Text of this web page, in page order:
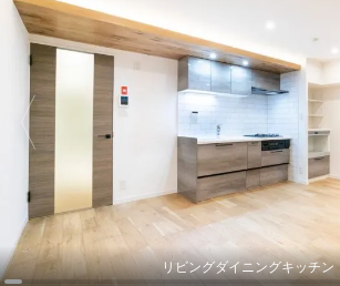
リビングダイニングキッチン